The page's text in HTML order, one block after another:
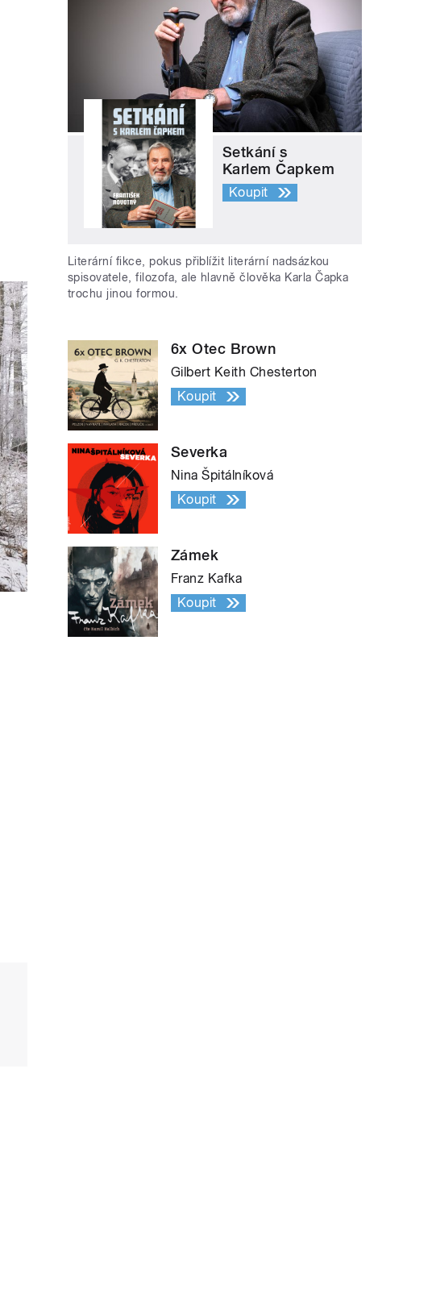
Setkání s
Karlem Čapkem
Koupit
Literární fikce, pokus přiblížit literární nadsázkou
spisovatele, filozofa, ale hlavně člověka Karla Čapka
trochu jinou formou.
6x Otec Brown
Gilbert Keith Chesterton
Koupit
Severka
Nina Špitálníková
Koupit
Zámek
Franz Kafka
Koupit